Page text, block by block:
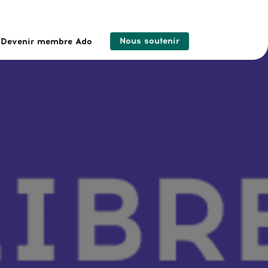
Devenir membre Ado Nous soutenir